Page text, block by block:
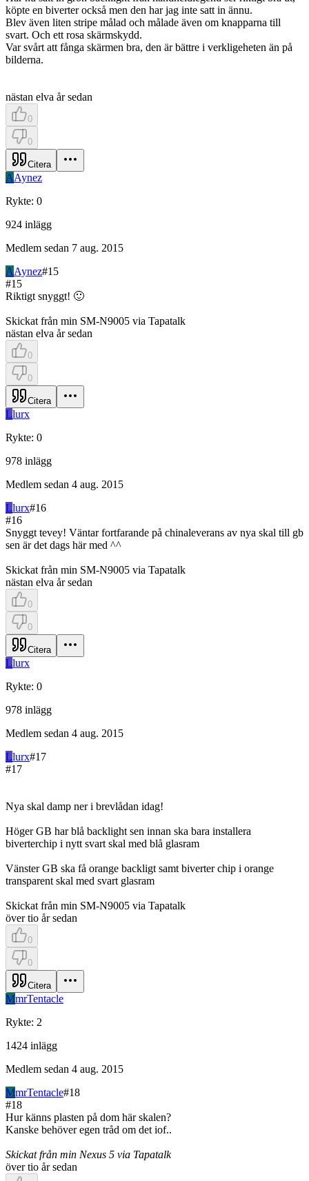
köpte en biverter också men den har jag inte satt in ännu.
Blev även liten stripe målad och målade även om knapparna till
svart. Och ett rosa skärmskydd.
Var svårt att fånga skärmen bra, den är bättre i verkligeheten än på
bilderna.
nästan elva år sedan
0
0
Citera
AAynez
Rykte: 0
924 inlägg
Medlem sedan 7 aug. 2015
AAynez#15
#15
Riktigt snyggt! 🙂
Skickat från min SM-N9005 via Tapatalk
nästan elva år sedan
0
0
Citera
Llurx
Rykte: 0
978 inlägg
Medlem sedan 4 aug. 2015
Llurx#16
#16
Snyggt tevey! Väntar fortfarande på chinaleverans av nya skal till gb
sen är det dags här med ^^
Skickat från min SM-N9005 via Tapatalk
nästan elva år sedan
0
0
Citera
Llurx
Rykte: 0
978 inlägg
Medlem sedan 4 aug. 2015
Llurx#17
#17
Nya skal damp ner i brevlådan idag!
Höger GB har blå backlight sen innan ska bara installera
biverterchip i nytt svart skal med blå glasram
Vänster GB ska få orange backligt samt biverter chip i orange
transparent skal med svart glasram
Skickat från min SM-N9005 via Tapatalk
över tio år sedan
0
0
Citera
MmrTentacle
Rykte: 2
1424 inlägg
Medlem sedan 4 aug. 2015
MmrTentacle#18
#18
Hur känns plasten på dom här skalen?
Kanske behöver egen tråd om det iof..
Skickat från min Nexus 5 via Tapatalk
över tio år sedan